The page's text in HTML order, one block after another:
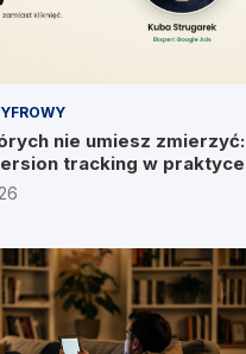
nie umiesz zmierzyć:
tracking w praktyce